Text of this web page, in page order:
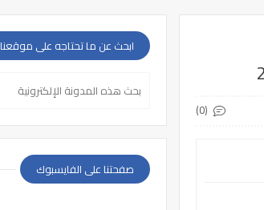
(0)
ابحث عن ما تحتاجه على موقعنا
صفحتنا على الفايسبوك